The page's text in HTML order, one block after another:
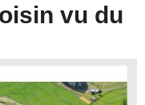
vu du